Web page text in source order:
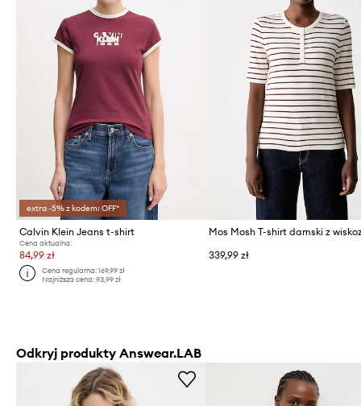
extra -5% z kodem: OFF*
Calvin Klein Jeans t-shirt
Cena aktualna:
84,99 zł
Cena regularna:169,99 zł
Najniższa cena:93,99 zł
339,99 zł
Odkryj produkty Answear.LAB